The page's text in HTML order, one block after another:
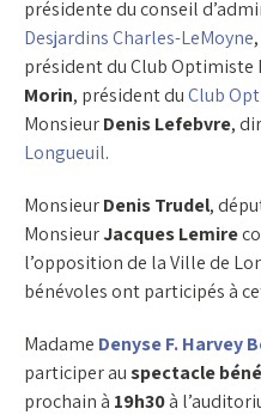
présidente du conseil
Desjardins Charles-LeMoyne
président du Club Optimiste
Morin, président duClub
MonsieurDenis Lefebvre,
Longueuil.
MonsieurDenis Trudel,
MonsieurJacques Lemire
l’opposition de la Ville de
bénévoles ont participés à
Madame Denyse F. Harvey
participer auspectacle
prochain à 19h30à